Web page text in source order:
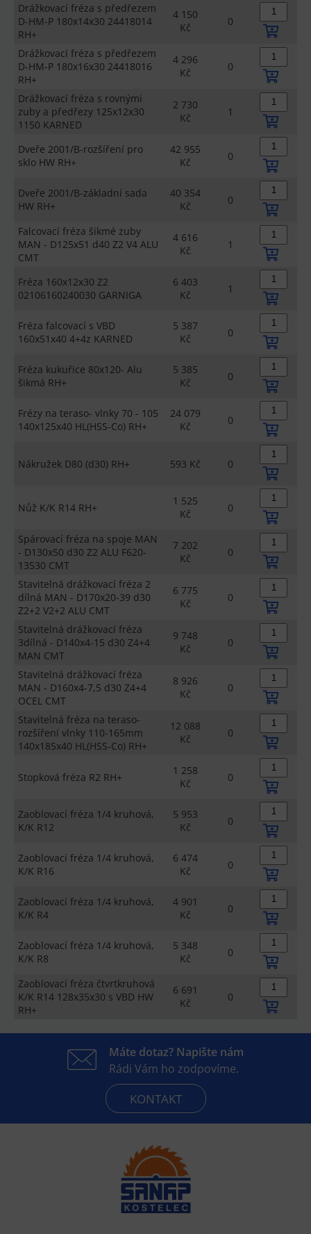
Drážkovací fréza s předřezem
D-HM-P 180x14x30 24418014
RH+
4 150
Kč
0
Drážkovací fréza s předřezem
D-HM-P 180x16x30 24418016
RH+
4 296
Kč
0
Drážkovací fréza s rovnými
zuby a předřezy 125x12x30
1150 KARNED
2 730
Kč
1
Dveře 2001/B-rozšíření pro
sklo HW RH+
42 955
Kč
0
Dveře 2001/B-základní sada
HW RH+
40 354
Kč
0
Falcovací fréza šikmé zuby
MAN - D125x51 d40 Z2 V4 ALU
CMT
4 616
Kč
1
Fréza 160x12x30 Z2
02106160240030 GARNIGA
6 403
Kč
1
Fréza falcovací s VBD
160x51x40 4+4z KARNED
5 387
Kč
0
Fréza kukuřice 80x120- Alu
šikmá RH+
5 385
Kč
0
Frézy na teraso- vlnky 70 - 105
140x125x40 HL(HSS-Co) RH+
24 079
Kč
0
Nákružek D80 (d30) RH+ 593 Kč 0
Nůž K/K R14 RH+
1 525
Kč
0
Spárovací fréza na spoje MAN
- D130x50 d30 Z2 ALU F620-
13530 CMT
7 202
Kč
0
Stavitelná drážkovací fréza 2
dílná MAN - D170x20-39 d30
Z2+2 V2+2 ALU CMT
6 775
Kč
0
Stavitelná drážkovací fréza
3dílná - D140x4-15 d30 Z4+4
MAN CMT
9 748
Kč
0
Stavitelná drážkovací fréza
MAN - D160x4-7,5 d30 Z4+4
OCEL CMT
8 926
Kč
0
Stavitelná fréza na teraso-
rozšíření vlnky 110-165mm
140x185x40 HL(HSS-Co) RH+
12 088
Kč
0
Stopková fréza R2 RH+
1 258
Kč
0
Zaoblovací fréza 1/4 kruhová,
K/K R12
5 953
Kč
0
Zaoblovací fréza 1/4 kruhová,
K/K R16
6 474
Kč
0
Zaoblovací fréza 1/4 kruhová,
K/K R4
4 901
Kč
0
Zaoblovací fréza 1/4 kruhová,
K/K R8
5 348
Kč
0
Zaoblovací fréza čtvrtkruhová
K/K R14 128x35x30 s VBD HW
RH+
6 691
Kč
0
Máte dotaz? Napište nám
Rádi Vám ho zodpovíme.
KONTAKT